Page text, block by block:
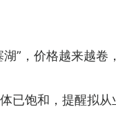
”，价格越来越卷
饱和，提醒拟从